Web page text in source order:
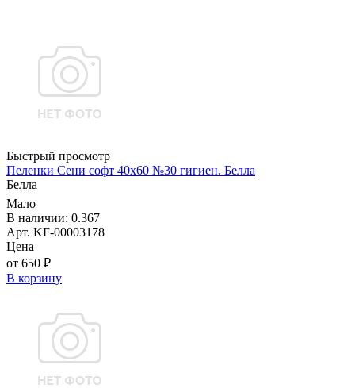
Быстрый просмотр
Пеленки Сени софт 40х60 №30 гигиен. Белла
Белла
Мало
В наличии: 0.367
Арт. KF-00003178
Цена
от 650 ₽
В корзину